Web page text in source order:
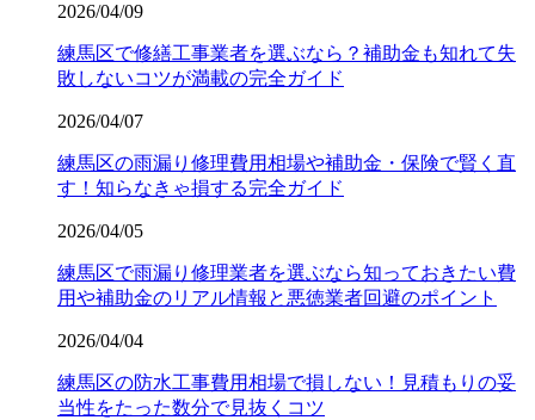
2026/04/09
練馬区で修繕工事業者を選ぶなら？補助金も知れて失
敗しないコツが満載の完全ガイド
2026/04/07
練馬区の雨漏り修理費用相場や補助金・保険で賢く直
す！知らなきゃ損する完全ガイド
2026/04/05
練馬区で雨漏り修理業者を選ぶなら知っておきたい費
用や補助金のリアル情報と悪徳業者回避のポイント
2026/04/04
練馬区の防水工事費用相場で損しない！見積もりの妥
当性をたった数分で見抜くコツ